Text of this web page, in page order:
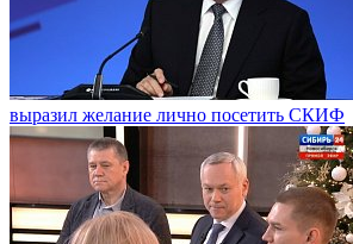
выразил желание лично посетить СКИФ